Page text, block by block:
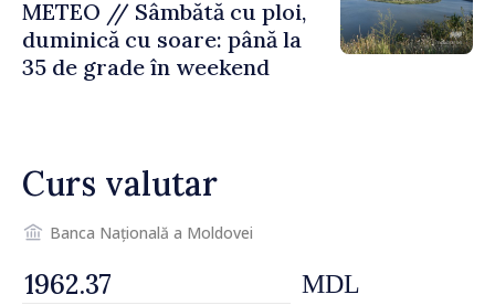
METEO // Sâmbătă cu ploi,
duminică cu soare: până la
35 de grade în weekend
Curs valutar
Banca Națională a Moldovei
MDL